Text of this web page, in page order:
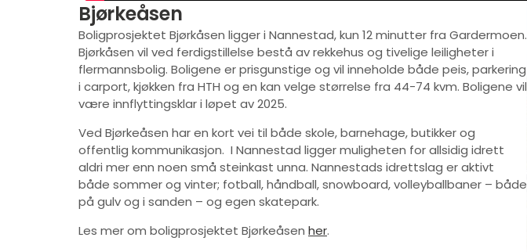
Bjørkeåsen
Boligprosjektet Bjørkåsen ligger i Nannestad, kun 12 minutter fra Gardermoen.
Bjørkåsen vil ved ferdigstillelse bestå av rekkehus og tivelige leiligheter i
flermannsbolig. Boligene er prisgunstige og vil inneholde både peis, parkering
i carport, kjøkken fra HTH og en kan velge størrelse fra 44-74 kvm. Boligene vil
være innflyttingsklar i løpet av 2025.
Ved Bjørkeåsen har en kort vei til både skole, barnehage, butikker og
offentlig kommunikasjon. I Nannestad ligger muligheten for allsidig idrett
aldri mer enn noen små steinkast unna. Nannestads idrettslag er aktivt
både sommer og vinter; fotball, håndball, snowboard, volleyballbaner – både
på gulv og i sanden – og egen skatepark.
Les mer om boligprosjektet Bjørkeåsen her.